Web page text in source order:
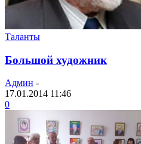
Таланты
Большой художник
Админ -
17.01.2014 11:46
0